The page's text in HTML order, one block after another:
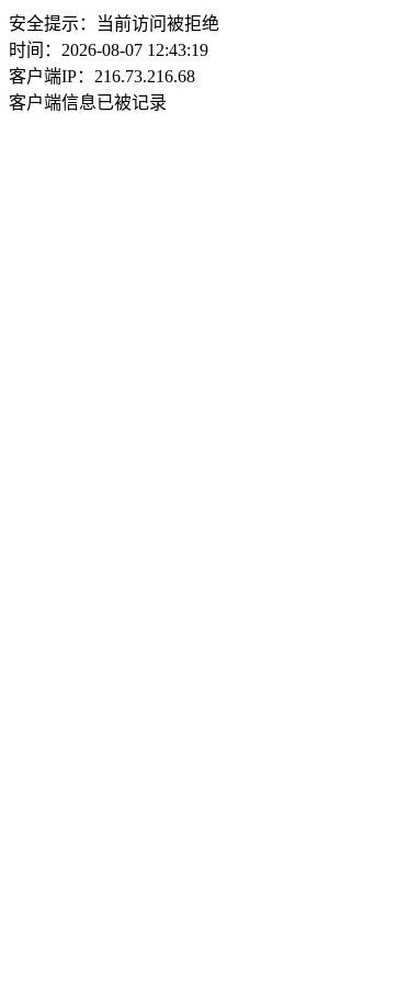
安全提示：当前访问被拒绝
时间：2026-08-07 12:43:19
客户端IP：216.73.216.68
客户端信息已被记录